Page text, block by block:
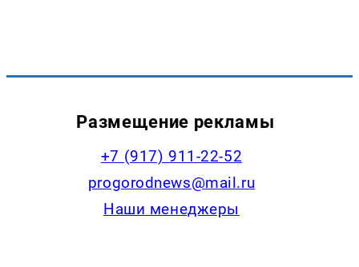
Размещение рекламы
+7 (917) 911-22-52
progorodnews@mail.ru
Наши менеджеры